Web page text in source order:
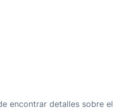
encontrar detalles sobre el